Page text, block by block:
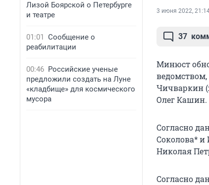
Лизой Боярской о Петербурге
и театре
01:01 Сообщение о
реабилитации
00:46 Российские ученые
предложили создать на Луне
«кладбище» для космического
мусора
3 июня 2022,
37
Минюст
Чичваркин
Олег Кашин.
Согласно
Соколова*
Николая
Согласно